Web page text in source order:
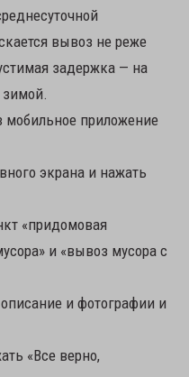
вывоз не реже
задержка — на
мобильное приложение
экрана и нажать
«придомовая
и «вывоз мусора с
и фотографии и
«Все верно,